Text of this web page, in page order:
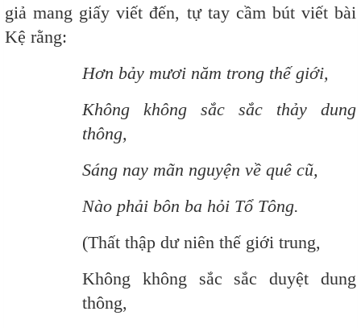
giả mang giấy viết đến, tự tay cầm bút viết bài
Kệ rằng:
Hơn bảy mươi năm trong thế giới,
Không không sắc sắc thảy dung
thông,
Sáng nay mãn nguyện về quê cũ,
Nào phải bôn ba hỏi Tổ Tông.
(Thất thập dư niên thế giới trung,
Không không sắc sắc duyệt dung
thông,